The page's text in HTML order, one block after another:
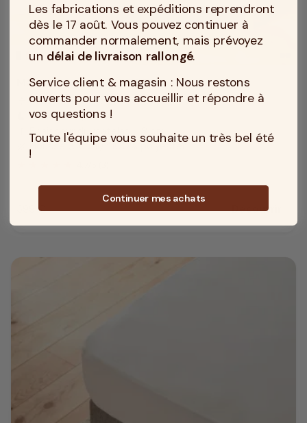
MADE IN TOURCOING
Matelas mousse 110x180 en 18 cm
Soutien : Ferme
Accueil : Equilibré
Epaisseur du matelas : 18 cm
Housse (Coutil) : 100% polyester
399 € Découvrir
Les fabrications et expéditions reprendront
dès le 17 août. Vous pouvez continuer à
commander normalement, mais prévoyez
un délai de livraison rallongé.
Service client & magasin : Nous restons
ouverts pour vous accueillir et répondre à
vos questions !
Toute l'équipe vous souhaite un très bel été
!
Continuer mes achats